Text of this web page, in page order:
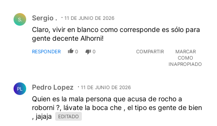
S. Sergio . 11 DE JUNIO DE 2026
Claro, vivir en blanco como corresponde es sólo para
gente decente Alhorni!
RESPONDER 0 0 COMPARTIR
MARCAR
COMO
INAPROPIADO
PL Pedro Lopez 11 DE JUNIO DE 2026
Quien es la mala persona que acusa de rocho a
roborni ?, lávate la boca che , el tipo es gente de bien
, jajaja
EDITADO